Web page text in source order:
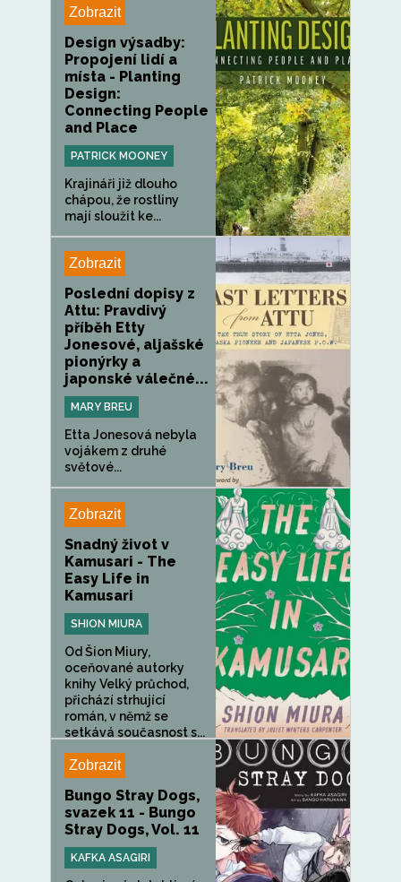
Zobrazit
Design výsadby:
Propojení lidí a
místa - Planting
Design:
Connecting People
and Place
PATRICK MOONEY
Krajináři již dlouho
chápou, že rostliny
mají sloužit ke...
Zobrazit
Poslední dopisy z
Attu: Pravdivý
příběh Etty
Jonesové, aljašské
pionýrky a
japonské válečné...
MARY BREU
Etta Jonesová nebyla
vojákem z druhé
světové...
Zobrazit
Snadný život v
Kamusari - The
Easy Life in
Kamusari
SHION MIURA
Od Šion Miury,
oceňované autorky
knihy Velký průchod,
přichází strhující
román, v němž se
setkává současnost s...
Zobrazit
Bungo Stray Dogs,
svazek 11 - Bungo
Stray Dogs, Vol. 11
KAFKA ASAGIRI